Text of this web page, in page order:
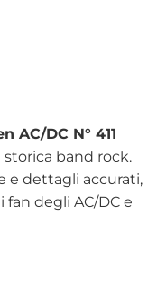
AC/DC N° 411
band rock.
e dettagli accurati,
degli AC/DC e